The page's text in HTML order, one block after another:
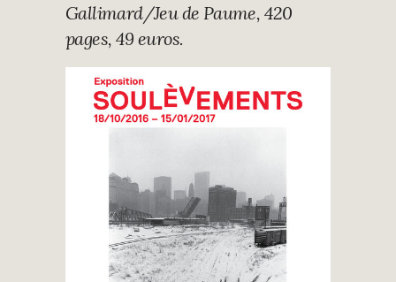
Gallimard/Jeu de Paume, 420
pages, 49 euros.